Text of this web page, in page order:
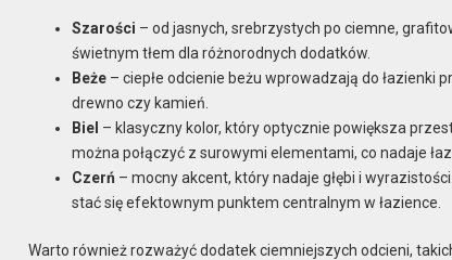
Szarości – od jasnych, srebrzystych po ciemne,
świetnym tłem dla różnorodnych dodatków.
Beże – ciepłe odcienie beżu wprowadzają do łazienki
drewno czy kamień.
Biel – klasyczny kolor, który optycznie powiększa
można połączyć z surowymi elementami, co nadaje
Czerń – mocny akcent, który nadaje głębi i
stać się efektownym punktem centralnym w łazience.
Warto również rozważyć dodatek ciemniejszych odcieni,